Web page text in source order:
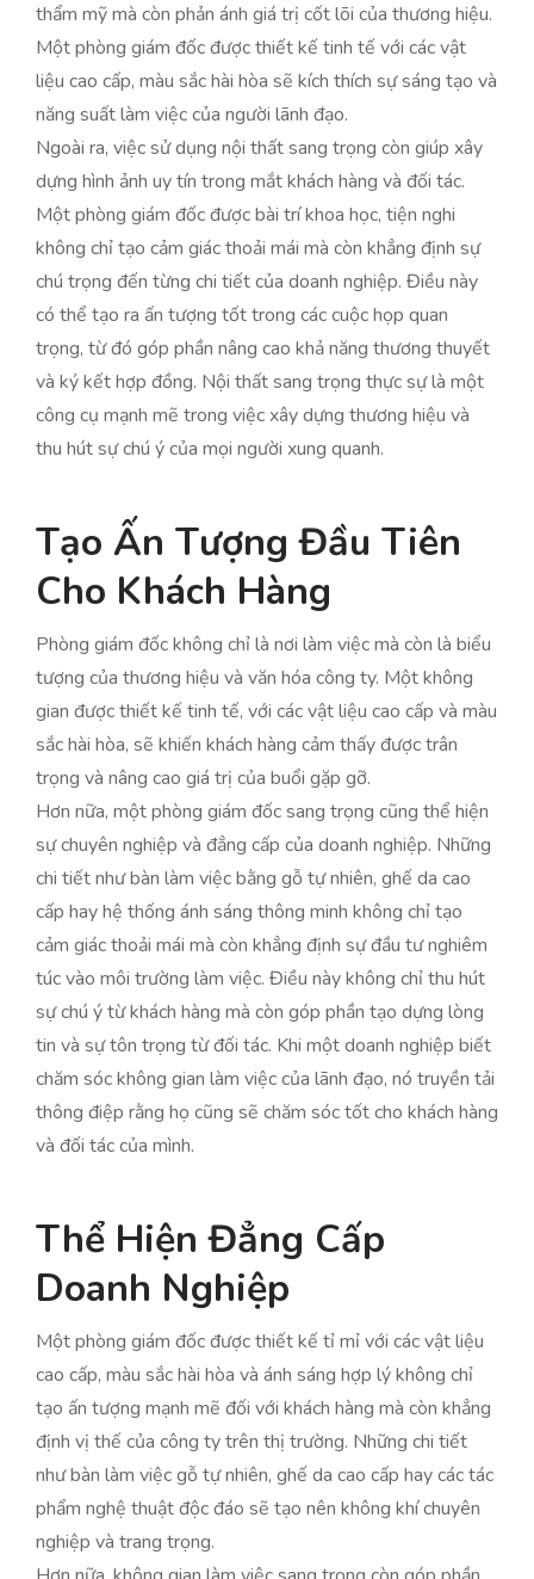
thẩm mỹ mà còn phản ánh giá trị cốt lõi của thương hiệu.
Một phòng giám đốc được thiết kế tinh tế với các vật
liệu cao cấp, màu sắc hài hòa sẽ kích thích sự sáng tạo và
năng suất làm việc của người lãnh đạo.
Ngoài ra, việc sử dụng nội thất sang trọng còn giúp xây
dựng hình ảnh uy tín trong mắt khách hàng và đối tác.
Một phòng giám đốc được bài trí khoa học, tiện nghi
không chỉ tạo cảm giác thoải mái mà còn khẳng định sự
chú trọng đến từng chi tiết của doanh nghiệp. Điều này
có thể tạo ra ấn tượng tốt trong các cuộc họp quan
trọng, từ đó góp phần nâng cao khả năng thương thuyết
và ký kết hợp đồng. Nội thất sang trọng thực sự là một
công cụ mạnh mẽ trong việc xây dựng thương hiệu và
thu hút sự chú ý của mọi người xung quanh.
Tạo Ấn Tượng Đầu Tiên
Cho Khách Hàng
Phòng giám đốc không chỉ là nơi làm việc mà còn là biểu
tượng của thương hiệu và văn hóa công ty. Một không
gian được thiết kế tinh tế, với các vật liệu cao cấp và màu
sắc hài hòa, sẽ khiến khách hàng cảm thấy được trân
trọng và nâng cao giá trị của buổi gặp gỡ.
Hơn nữa, một phòng giám đốc sang trọng cũng thể hiện
sự chuyên nghiệp và đẳng cấp của doanh nghiệp. Những
chi tiết như bàn làm việc bằng gỗ tự nhiên, ghế da cao
cấp hay hệ thống ánh sáng thông minh không chỉ tạo
cảm giác thoải mái mà còn khẳng định sự đầu tư nghiêm
túc vào môi trường làm việc. Điều này không chỉ thu hút
sự chú ý từ khách hàng mà còn góp phần tạo dựng lòng
tin và sự tôn trọng từ đối tác. Khi một doanh nghiệp biết
chăm sóc không gian làm việc của lãnh đạo, nó truyền tải
thông điệp rằng họ cũng sẽ chăm sóc tốt cho khách hàng
và đối tác của mình.
Thể Hiện Đẳng Cấp
Doanh Nghiệp
Một phòng giám đốc được thiết kế tỉ mỉ với các vật liệu
cao cấp, màu sắc hài hòa và ánh sáng hợp lý không chỉ
tạo ấn tượng mạnh mẽ đối với khách hàng mà còn khẳng
định vị thế của công ty trên thị trường. Những chi tiết
như bàn làm việc gỗ tự nhiên, ghế da cao cấp hay các tác
phẩm nghệ thuật độc đáo sẽ tạo nên không khí chuyên
nghiệp và trang trọng.